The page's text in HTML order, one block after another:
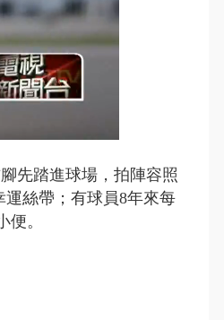
先踏進球場，拍陣容照
絲帶；有球員8年來每
便。